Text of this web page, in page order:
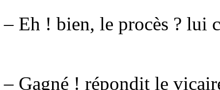
– Eh ! bien, le procès ? lui
– Gagné ! répondit le